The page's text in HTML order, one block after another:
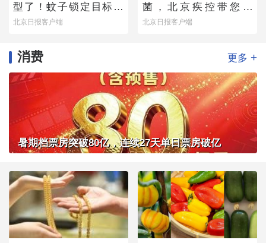
型了！蚊子锁定目标的
真正“导航系统”找到了
北京日报客户端
菌，北京疾控带您排
除“高风险点位”
北京日报客户端
消费 更多 +
暑期档票房突破80亿，连续27天单日票房破亿